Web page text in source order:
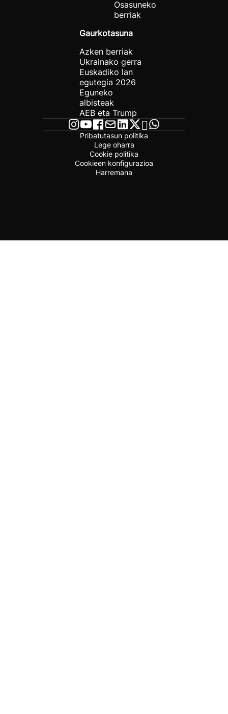
Osasuneko
berriak
Gaurkotasuna
Azken berriak
Ukrainako gerra
Euskadiko lan
egutegia 2026
Eguneko
albisteak
AEB eta Trump
Pribatutasun politika
Lege oharra
Cookie politika
Cookieen konfigurazioa
Harremana